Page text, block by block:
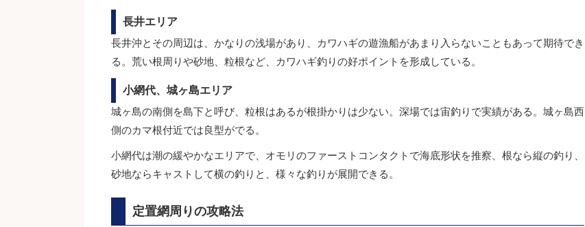
長井エリア
長井沖とその周辺は、かなりの浅場があり、カワハギの遊漁船があまり入らないこともあって期待でき
る。荒い根周りや砂地、粒根など、カワハギ釣りの好ポイントを形成している。
小網代、城ヶ島エリア
城ヶ島の南側を島下と呼び、粒根はあるが根掛かりは少ない。深場では宙釣りで実績がある。城ヶ島西
側のカマ根付近では良型がでる。
小網代は潮の緩やかなエリアで、オモリのファーストコンタクトで海底形状を推察、根なら縦の釣り、
砂地ならキャストして横の釣りと、様々な釣りが展開できる。
定置網周りの攻略法